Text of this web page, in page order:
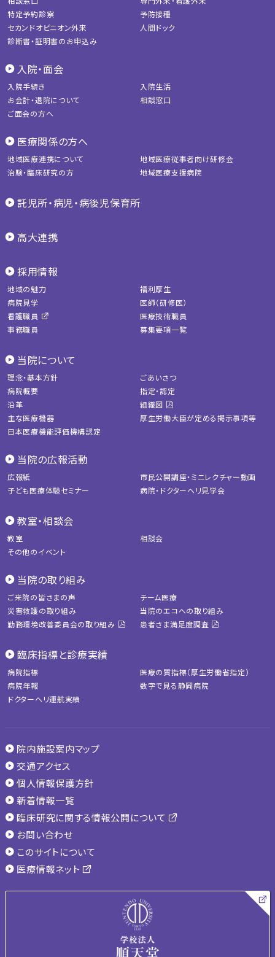
特定予約診察
予防接種
セカンドオピニオン外来
人間ドック
診断書・証明書のお申込み
入院・面会
入院手続き
入院生活
お会計・退院について
相談窓口
ご面会の方へ
医療関係の方へ
地域医療連携について
地域医療従事者向け研修会
治験・臨床研究の方
地域医療支援病院
託児所・病児・病後児保育所
高大連携
採用情報
地域の魅力
福利厚生
病院見学
医師（研修医）
看護職員
医療技術職員
事務職員
募集要項一覧
当院について
理念・基本方針
ごあいさつ
病院概要
指定・認定
沿革
組織図
主な医療機器
厚生労働大臣が定める掲示事項等
日本医療機能評価機構認定
当院の広報活動
広報紙
市民公開講座・ミニレクチャー動画
子ども医療体験セミナー
病院・ドクターヘリ見学会
教室・相談会
教室
相談会
その他のイベント
当院の取り組み
ご来院の皆さまの声
チーム医療
災害救護の取り組み
当院のエコへの取り組み
勤務環境改善委員会の取り組み
患者さま満足度調査
臨床指標と診療実績
病院指標
医療の質指標（厚生労働省指定）
病院年報
数字で見る静岡病院
ドクターヘリ運航実績
院内施設案内マップ
交通アクセス
個人情報保護方針
新着情報一覧
臨床研究に関する情報公開について
お問い合わせ
このサイトについて
医療情報ネット